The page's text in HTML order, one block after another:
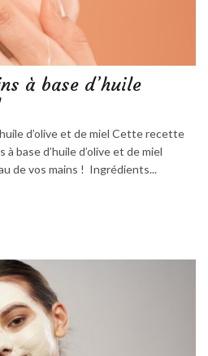
à base d’huile
d’olive et de miel Cette recette
base d’huile d’olive et de miel
de vos mains ! Ingrédients...